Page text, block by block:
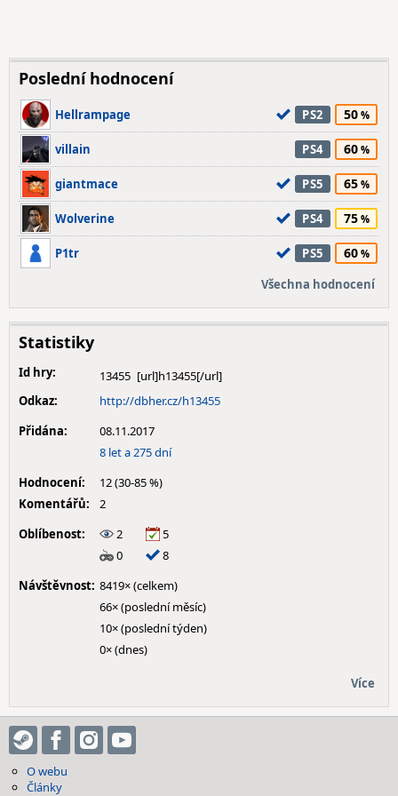
Poslední hodnocení
Hellrampage PS2 50
villain PS4 60
giantmace PS5 65
Wolverine PS4 75
P1tr PS5 60
Všechna hodnocení
Statistiky
Id hry:
13455
Odkaz:
http://dbher.cz/h13455
Přidána:
08.11.2017
8 let a 275 dní
Hodnocení:
12 (30-85 %)
Komentářů:
2
Oblíbenost:
2
5
0
8
Návštěvnost: 8419× (celkem)
66× (poslední měsíc)
10× (poslední týden)
0× (dnes)
Více
O webu
Články